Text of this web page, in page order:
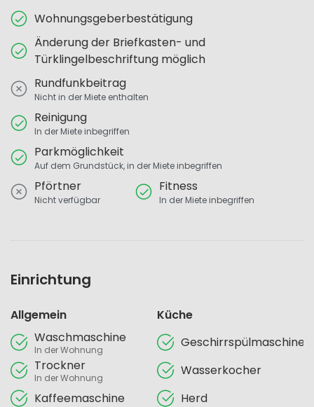
Wohnungsgeberbestätigung
Änderung der Briefkasten- und
Türklingelbeschriftung möglich
Rundfunkbeitrag
Nicht in der Miete enthalten
Reinigung
In der Miete inbegriffen
Parkmöglichkeit
Auf dem Grundstück, in der Miete inbegriffen
Pförtner
Nicht verfügbar
Fitness
In der Miete inbegriffen
Einrichtung
Allgemein
Waschmaschine
In der Wohnung
Trockner
In der Wohnung
Kaffeemaschine
Küche
Geschirrspülmaschine
Wasserkocher
Herd